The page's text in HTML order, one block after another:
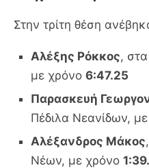
Στην τρίτη θέση
Αλέξης Ρόκκος,
με χρόνο 6:47.25
Παρασκευή
Πέδιλα Νεανίδων,
Αλέξανδρος Μάκος
Νέων, με χρόνο